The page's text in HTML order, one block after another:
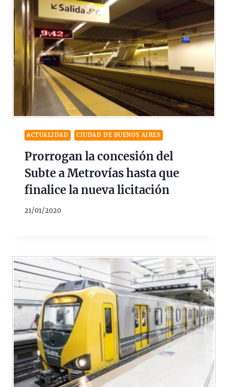
ACTUALIDAD CIUDAD DE BUENOS AIRES
Prorrogan la concesión del
Subte a Metrovías hasta que
finalice la nueva licitación
21/01/2020